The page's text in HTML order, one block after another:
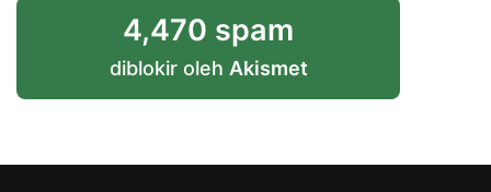
4,470 spam
diblokir oleh Akismet